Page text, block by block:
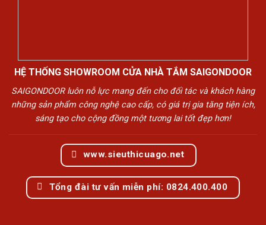
HỆ THỐNG SHOWROOM CỬA NHÀ TẮM SAIGONDOOR
SAIGONDOOR luôn nỗ lực mang đến cho đối tác và khách hàng
những sản phẩm công nghệ cao cấp, có giá trị gia tăng tiện ích,
sáng tạo cho cộng đồng một tương lai tốt đẹp hơn!
www.sieuthicuago.net
Tổng đài tư vấn miễn phí: 0824.400.400